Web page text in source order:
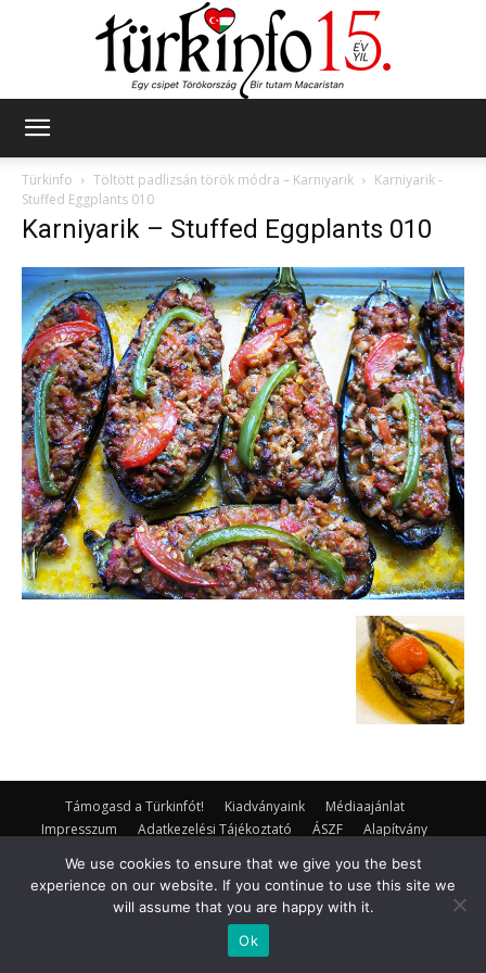
Türkinfo
Töltött padlizsán török módra – Karnıyarık
Karniyarik -
Stuffed Eggplants 010
Karniyarik – Stuffed Eggplants 010
Támogasd a Türkinfót! Kiadványaink
Médiaajánlat
Impresszum
Adatkezelési Tájékoztató ÁSZF
Alapítvány
© Turkinfo.hu 2020
We use cookies to ensure that we give you the best
experience on our website. If you continue to use this site we
will assume that you are happy with it.
Ok